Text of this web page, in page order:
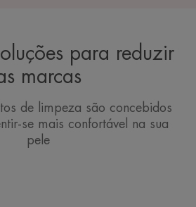
para reduzir
marcas
de limpeza são concebidos
se mais confortável na sua
pele